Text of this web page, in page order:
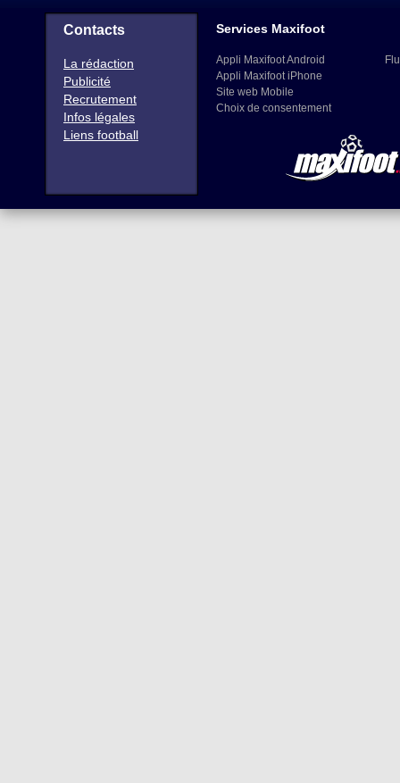
Contacts
La rédaction
Publicité
Recrutement
Infos légales
Liens football
Services Maxifoot
Appli Maxifoot Android
Appli Maxifoot iPhone
Site web Mobile
Choix de consentement